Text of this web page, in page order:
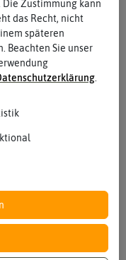
Zustimmung kann
das Recht, nicht
späteren
Beachten Sie unser